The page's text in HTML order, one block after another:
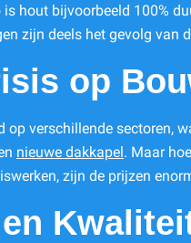
hout bijvoorbeeld 100%
zijn deels het gevolg van
op
verschillende sectoren,
nieuwe dakkapel. Maar
zijn de prijzen